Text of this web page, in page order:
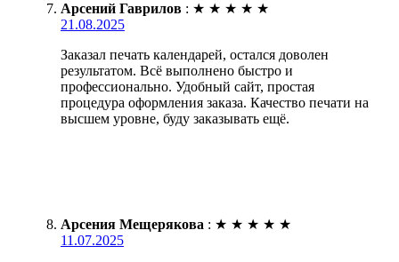
Арсений Гаврилов : ★ ★ ★ ★ ★
21.08.2025
Заказал печать календарей, остался доволен
результатом. Всё выполнено быстро и
профессионально. Удобный сайт, простая
процедура оформления заказа. Качество печати на
высшем уровне, буду заказывать ещё.
Арсения Мещерякова : ★ ★ ★ ★ ★
11.07.2025